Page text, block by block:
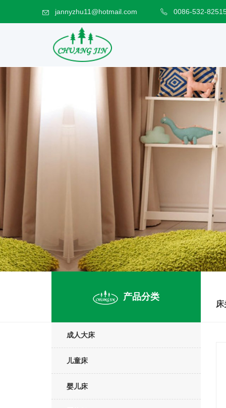
jannyzhu11@hotmail.com 0086-532-
产品分类
成人大床
儿童床
婴儿床